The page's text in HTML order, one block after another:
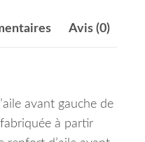
Avis (0)
avant gauche de
à partir